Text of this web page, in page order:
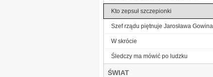
Kto zepsuł szczepionki
Szef rządu piętnuje Jarosława Gowina
W skrócie
Śledczy ma mówić po ludzku
ŚWIAT